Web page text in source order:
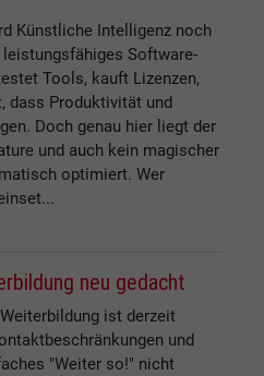
Künstliche Intelligenz noch
Software-
Tools, kauft Lizenzen,
dass Produktivität und
Doch genau hier liegt der
und auch kein magischer
optimiert. Wer
neu gedacht
ist derzeit
und
"Weiter so!" nicht